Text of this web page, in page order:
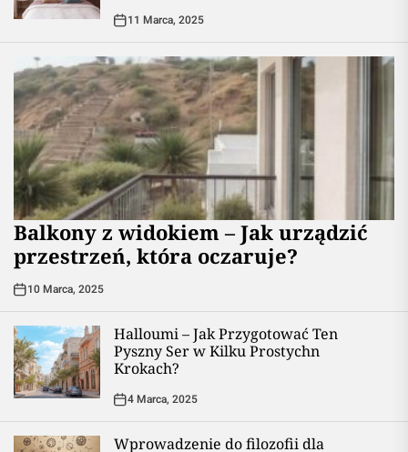
11 Marca, 2025
Balkony z widokiem – Jak urządzić
przestrzeń, która oczaruje?
10 Marca, 2025
Halloumi – Jak Przygotować Ten
Pyszny Ser w Kilku Prostychn
Krokach?
4 Marca, 2025
Wprowadzenie do filozofii dla